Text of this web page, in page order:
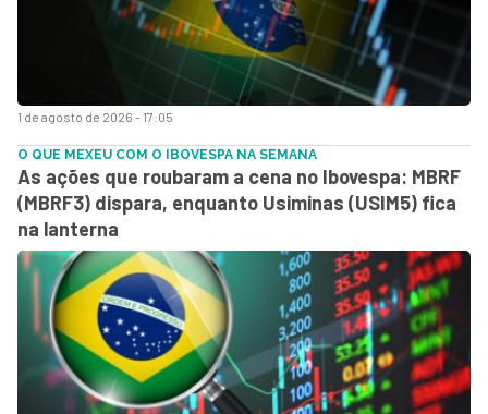
1 de agosto de 2026 - 17:05
O QUE MEXEU COM O IBOVESPA NA SEMANA
As ações que roubaram a cena no Ibovespa: MBRF
(MBRF3) dispara, enquanto Usiminas (USIM5) fica
na lanterna